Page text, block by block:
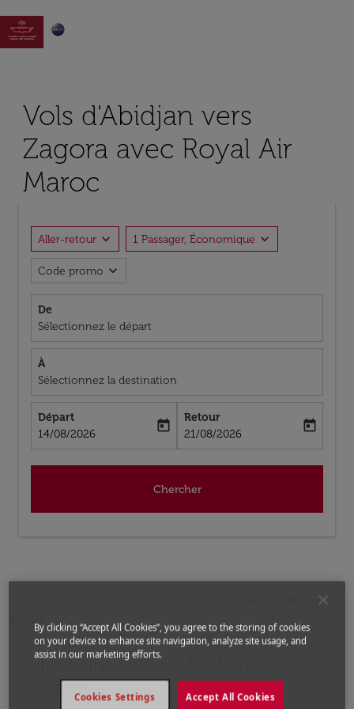

Vols d'Abidjan vers
Zagora avec Royal Air
Maroc
Aller-retour expand_more 1 Passager, Économique expand_more
Code promo expand_more
De
Sélectionnez le départ
À
Sélectionnez la destination
Départ
fc-booking-departure-date-aria-label
14/08/2026
today
Retour
fc-booking-return-date-aria-label
21/08/2026
today
Chercher
Vols de Abidjan a
Prochains Vols de Abidjan vers
Zagora
Aucun tarif trouvé pour les options populaires
By clicking “Accept All Cookies”, you agree to the storing of cookies
on your device to enhance site navigation, analyze site usage, and
assist in our marketing efforts.
Accept All Cookies
Cookies Settings